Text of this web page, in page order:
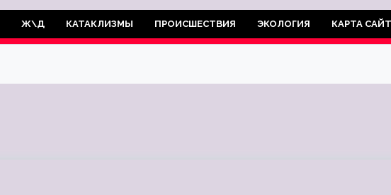
Ж\Д КАТАКЛИЗМЫ ПРОИСШЕСТВИЯ ЭКОЛОГИЯ КАРТА